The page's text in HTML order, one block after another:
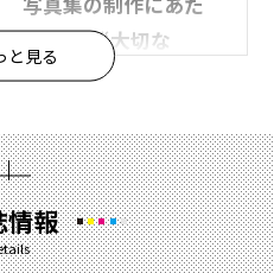
たのは、“大切な
島、鳴門、鳥取を舞台
な大人っぽい顔つき
力的な表情をぎゅっ
がりました。乃木坂
ダー”として も注目が
と見る
情報